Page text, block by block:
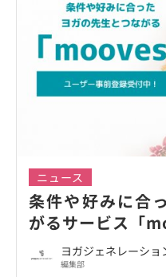
ニュース
条件や好みに合
がるサービス「
ヨガジェネレーショ
編集部